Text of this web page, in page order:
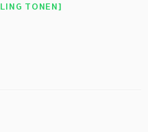
TONEN]